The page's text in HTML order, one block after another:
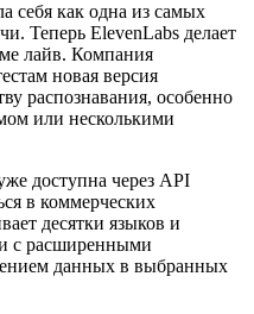
себя как одна из самых
Теперь ElevenLabs делает
лайв. Компания
новая версия
распознавания, особенно
или несколькими
доступна через API
в коммерческих
десятки языков и
с расширенными
данных в выбранных